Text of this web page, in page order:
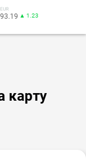
EUR
93.19 ▲ 1.23
карту